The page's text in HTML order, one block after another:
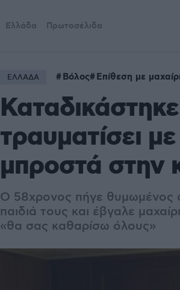
Ελλάδα Πρωτοσέλιδα
ΕΛΛΑΔΑ Βόλος Επίθεση με μαχαίρι
τραυματίσει
μπροστά στην
Ο 58χρονος πήγε θυμωμένος
παιδιά τους και έβγαλε
«θα σας καθαρίσω όλους»